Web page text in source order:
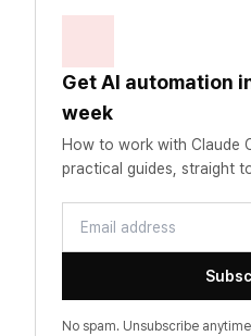
Get AI automation
week
How to work with Claude
practical guides, straight
No spam. Unsubscribe